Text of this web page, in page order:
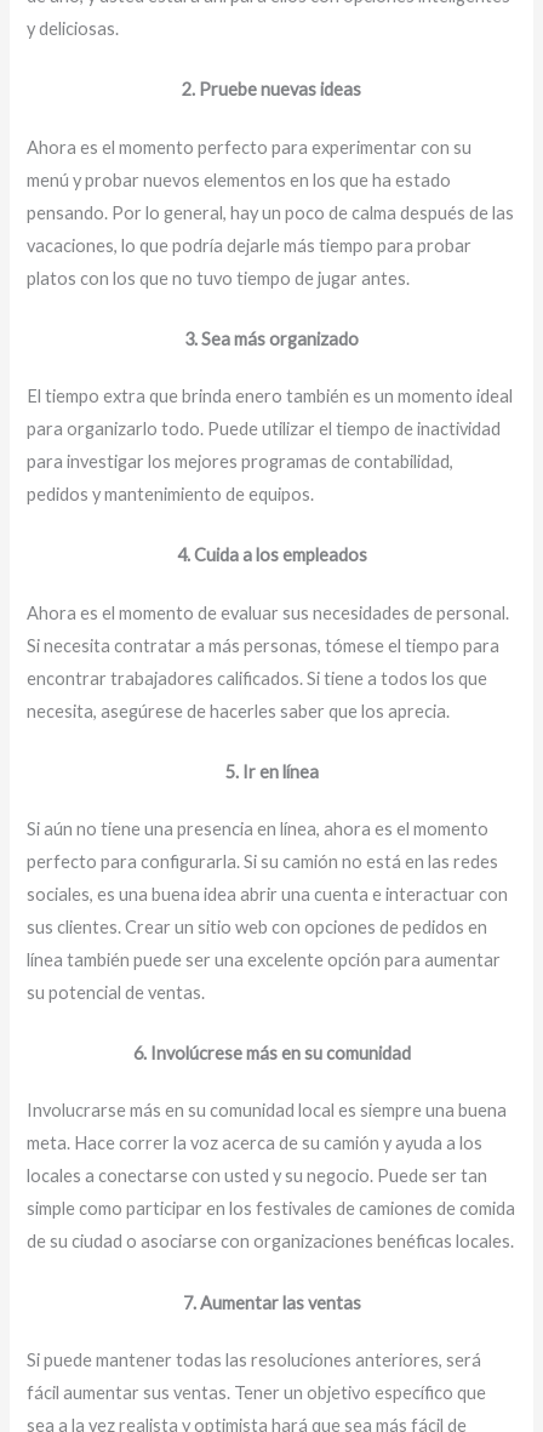
y deliciosas.
2. Pruebe nuevas ideas
Ahora es el momento perfecto para experimentar con su
menú y probar nuevos elementos en los que ha estado
pensando. Por lo general, hay un poco de calma después de las
vacaciones, lo que podría dejarle más tiempo para probar
platos con los que no tuvo tiempo de jugar antes.
3. Sea más organizado
El tiempo extra que brinda enero también es un momento ideal
para organizarlo todo. Puede utilizar el tiempo de inactividad
para investigar los mejores programas de contabilidad,
pedidos y mantenimiento de equipos.
4. Cuida a los empleados
Ahora es el momento de evaluar sus necesidades de personal.
Si necesita contratar a más personas, tómese el tiempo para
encontrar trabajadores calificados. Si tiene a todos los que
necesita, asegúrese de hacerles saber que los aprecia.
5. Ir en línea
Si aún no tiene una presencia en línea, ahora es el momento
perfecto para configurarla. Si su camión no está en las redes
sociales, es una buena idea abrir una cuenta e interactuar con
sus clientes. Crear un sitio web con opciones de pedidos en
línea también puede ser una excelente opción para aumentar
su potencial de ventas.
6. Involúcrese más en su comunidad
Involucrarse más en su comunidad local es siempre una buena
meta. Hace correr la voz acerca de su camión y ayuda a los
locales a conectarse con usted y su negocio. Puede ser tan
simple como participar en los festivales de camiones de comida
de su ciudad o asociarse con organizaciones benéficas locales.
7. Aumentar las ventas
Si puede mantener todas las resoluciones anteriores, será
fácil aumentar sus ventas. Tener un objetivo específico que
sea a la vez realista y optimista hará que sea más fácil de